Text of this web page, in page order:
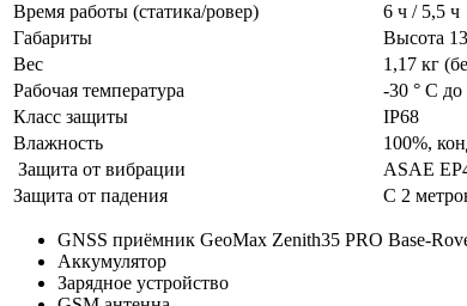
Время работы (статика/ровер)
6 ч / 5,5 ч
Габариты
Высота
Вес
1,17 кг
Рабочая температура
-30 ° C до
Класс защиты
IP68
Влажность
100%,
Защита от вибрации
ASAE
Защита от падения
С 2
GNSS приёмник GeoMax Zenith35 PRO Base-
Аккумулятор
Зарядное устройство